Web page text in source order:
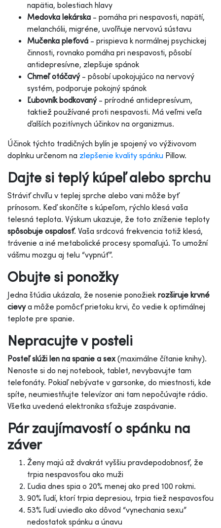
napätia, bolestiach hlavy
Medovka lekárska - pomáha pri nespavosti, napätí,
melanchólii, migréne, uvoľňuje nervovú sústavu
Mučenka pleťová - prispieva k normálnej psychickej
činnosti, rovnako pomáha pri nespavosti, pôsobí
antidepresívne, zlepšuje spánok
Chmeľ otáčavý- pôsobí upokojujúco na nervový
systém, podporuje pokojný spánok
Ľubovník bodkovaný- prírodné antidepresívum,
taktiež používané proti nespavosti. Má veľmi veľa
ďalších pozitívnych účinkov na organizmus.
Účinok týchto tradičných bylín je spojený vo výživovom
doplnku určenom na zlepšenie kvality spánku Pillow.
Dajte si teplý kúpeľ alebo sprchu
Stráviť chvíľu v teplej sprche alebo vani môže byť
prínosom. Keď skončíte s kúpeľom, rýchlo klesá vaša
telesná teplota. Výskum ukazuje, že toto zníženie teploty
spôsobuje ospalosť. Vaša srdcová frekvencia totiž klesá,
trávenie a iné metabolické procesy spomaľujú. To umožní
vášmu mozgu aj telu “vypnúť”.
Obujte si ponožky
Jedna štúdia ukázala, že nosenie ponožiek rozširuje krvné
cievya môže pomôcť prietoku krvi, čo vedie k optimálnej
teplote pre spanie.
Nepracujte v posteli
Posteľ slúži len na spanie a sex (maximálne čítanie knihy).
Nenoste si do nej notebook, tablet, nevybavujte tam
telefonáty. Pokiaľ nebývate v garsonke, do miestnosti, kde
spíte, neumiestňujte televízor ani tam nepočúvajte rádio.
Všetka uvedená elektronika sťažuje zaspávanie.
Pár zaujímavostí o spánku na
záver
Ženy majú až dvakrát vyššiu pravdepodobnosť, že
trpia nespavosťou ako muži
Ľudia dnes spia o 20% menej ako pred 100 rokmi.
90% ľudí, ktorí trpia depresiou, trpia tiež nespavosťou
53% ľudí uviedlo ako dôvod “vynechania sexu”
nedostatok spánku a únavu